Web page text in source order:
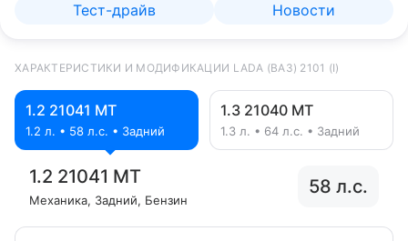
Тест-драйв Новости
ХАРАКТЕРИСТИКИ И МОДИФИКАЦИИ LADA (ВАЗ) 2101 (I)
1.2 21041 MT
1.2 л. • 58 л.с. • Задний
1.3 21040 MT
1.3 л. • 64 л.с. • Задний
1.2 21041 MT
Механика, Задний, Бензин
58 л.с.